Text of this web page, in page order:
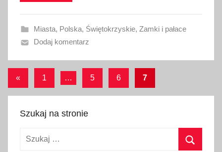
w
n
o
9
a
Miasta, Polska, Świętokrzyskie, Zamki i pałace
Dodaj komentarz
Stronicowanie
wpisów
« Poprzednie
1 … 5 6 7
Szukaj na stronie
Szukaj: